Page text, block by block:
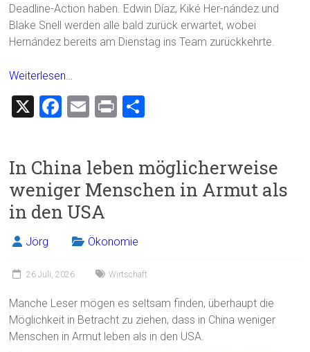
Deadline-Action haben. Edwin Díaz, Kiké Her-nández und
Blake Snell werden alle bald zurück erwartet, wobei
Hernández bereits am Dienstag ins Team zurückkehrte.
Weiterlesen…
X
F
b
o
ok
E
l
Pr
n
In China leben möglicherweise
weniger Menschen in Armut als
in den USA
Jörg Ökonomie
26 Juli, 2026 Wirtschaft
Manche Leser mögen es seltsam finden, überhaupt die
Möglichkeit in Betracht zu ziehen, dass in China weniger
Menschen in Armut leben als in den USA.